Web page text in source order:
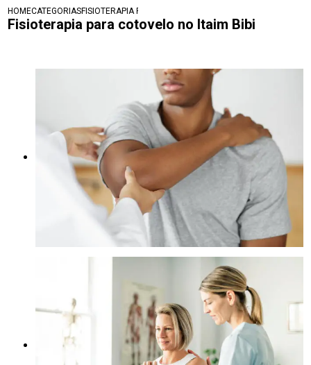
HOMECATEGORIASFISIOTERAPIA PARA COTOVELO NO ITAIM BIBI
Fisioterapia para cotovelo no Itaim Bibi